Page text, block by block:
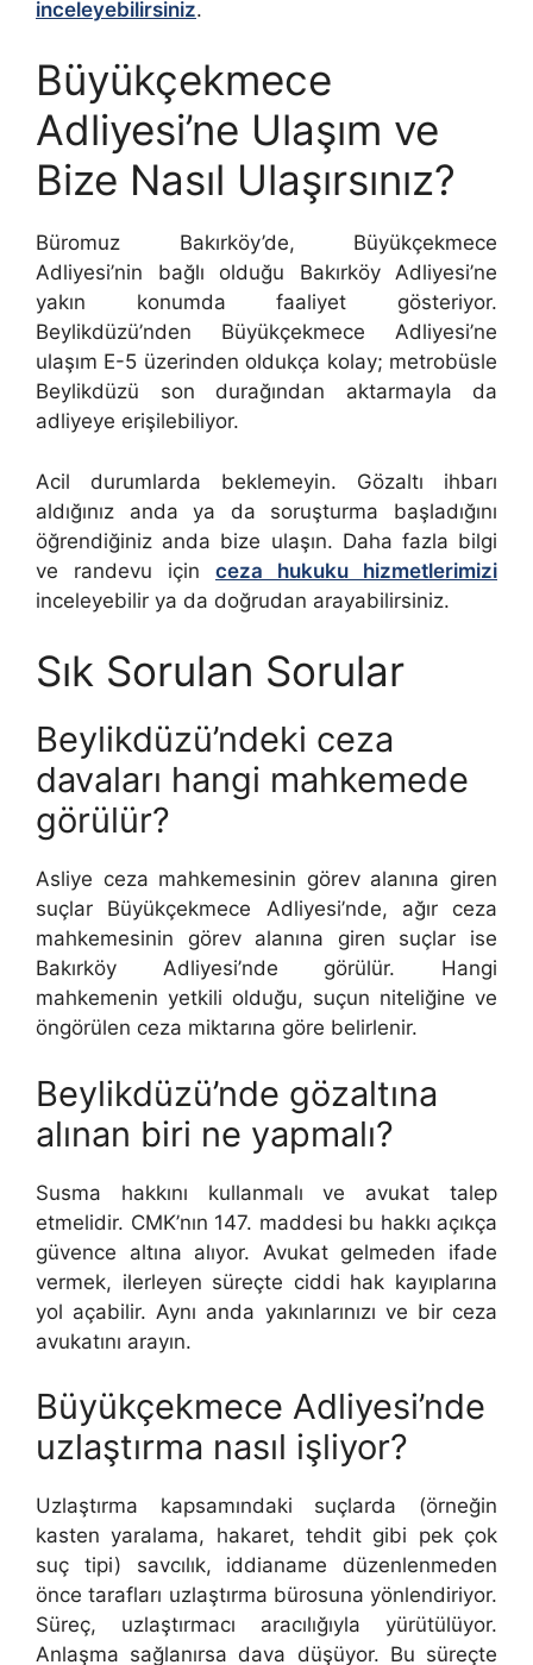
inceleyebilirsiniz.
Büyükçekmece
Adliyesi’ne Ulaşım ve
Bize Nasıl Ulaşırsınız?
Büromuz Bakırköy’de, Büyükçekmece
Adliyesi’nin bağlı olduğu Bakırköy Adliyesi’ne
yakın konumda faaliyet gösteriyor.
Beylikdüzü’nden Büyükçekmece Adliyesi’ne
ulaşım E-5 üzerinden oldukça kolay; metrobüsle
Beylikdüzü son durağından aktarmayla da
adliyeye erişilebiliyor.
Acil durumlarda beklemeyin. Gözaltı ihbarı
aldığınız anda ya da soruşturma başladığını
öğrendiğiniz anda bize ulaşın. Daha fazla bilgi
ve randevu için ceza hukuku hizmetlerimizi
inceleyebilir ya da doğrudan arayabilirsiniz.
Sık Sorulan Sorular
Beylikdüzü’ndeki ceza
davaları hangi mahkemede
görülür?
Asliye ceza mahkemesinin görev alanına giren
suçlar Büyükçekmece Adliyesi’nde, ağır ceza
mahkemesinin görev alanına giren suçlar ise
Bakırköy Adliyesi’nde görülür. Hangi
mahkemenin yetkili olduğu, suçun niteliğine ve
öngörülen ceza miktarına göre belirlenir.
Beylikdüzü’nde gözaltına
alınan biri ne yapmalı?
Susma hakkını kullanmalı ve avukat talep
etmelidir. CMK’nın 147. maddesi bu hakkı açıkça
güvence altına alıyor. Avukat gelmeden ifade
vermek, ilerleyen süreçte ciddi hak kayıplarına
yol açabilir. Aynı anda yakınlarınızı ve bir ceza
avukatını arayın.
Büyükçekmece Adliyesi’nde
uzlaştırma nasıl işliyor?
Uzlaştırma kapsamındaki suçlarda (örneğin
kasten yaralama, hakaret, tehdit gibi pek çok
suç tipi) savcılık, iddianame düzenlenmeden
önce tarafları uzlaştırma bürosuna yönlendiriyor.
Süreç, uzlaştırmacı aracılığıyla yürütülüyor.
Anlaşma sağlanırsa dava düşüyor. Bu süreçte